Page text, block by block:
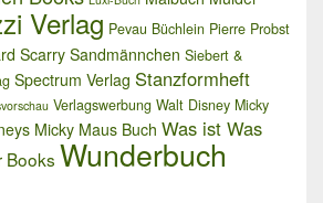
Verlag Pevau Büchlein Pierre Probst
Scarry Sandmännchen Siebert &
Spectrum Verlag Stanzformheft
Verlagswerbung Walt Disney Micky
Micky Maus Buch Was ist Was
Books Wunderbuch